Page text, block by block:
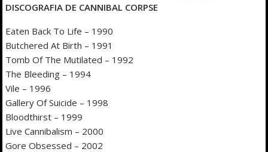
DISCOGRAFIA DE CANNIBAL CORPSE
Eaten Back To Life – 1990
Butchered At Birth – 1991
Tomb Of The Mutilated – 1992
The Bleeding – 1994
Vile – 1996
Gallery Of Suicide – 1998
Bloodthirst – 1999
Live Cannibalism – 2000
Gore Obsessed – 2002